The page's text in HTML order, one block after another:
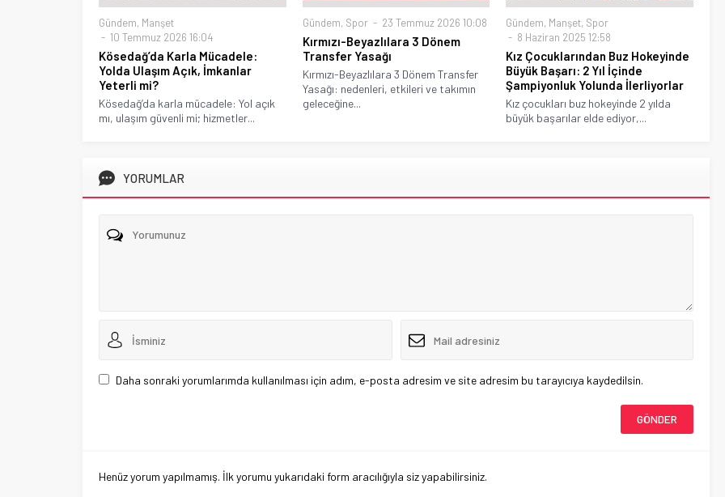
Gündem, Manşet
10 Temmuz 2026 16:04
Kösedağ’da Karla Mücadele:
Yolda Ulaşım Açık, İmkanlar
Yeterli mi?
Kösedağ’da karla mücadele: Yol açık
mı, ulaşım güvenli mi; hizmetler...
Gündem, Spor 23 Temmuz 2026 10:08
Kırmızı-Beyazlılara 3 Dönem
Transfer Yasağı
Kırmızı-Beyazlılara 3 Dönem Transfer
Yasağı: nedenleri, etkileri ve takımın
geleceğine...
Gündem, Manşet, Spor
8 Haziran 2025 12:58
Kız Çocuklarından Buz Hokeyinde
Büyük Başarı: 2 Yıl İçinde
Şampiyonluk Yolunda İlerliyorlar
Kız çocukları buz hokeyinde 2 yılda
büyük başarılar elde ediyor,...
YORUMLAR
Daha sonraki yorumlarımda kullanılması için adım, e-posta adresim ve site adresim bu tarayıcıya kaydedilsin.
Henüz yorum yapılmamış. İlk yorumu yukarıdaki form aracılığıyla siz yapabilirsiniz.